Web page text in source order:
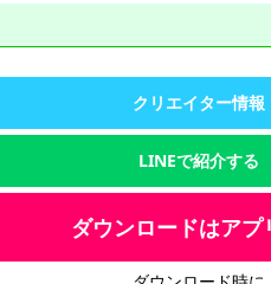
クリエイター情報
LINEで紹介する
ダウンロードはアプ